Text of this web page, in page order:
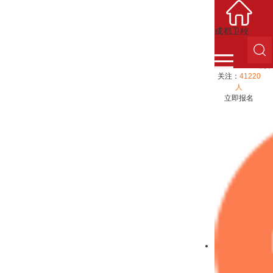
成都卫校
成都
关注： 41220
人
立即报名